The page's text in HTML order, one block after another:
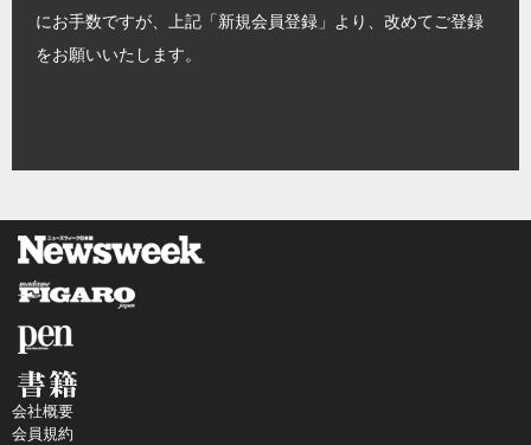
にお手数ですが、上記「新規会員登録」より、改めてご登録
をお願いいたします。
会社概要
会員規約